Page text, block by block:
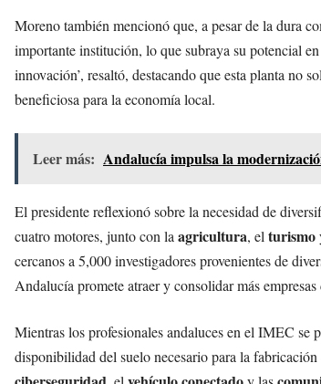
Moreno también mencionó que, a pesar de la dura
importante institución, lo que subraya su potencial
innovación’, resaltó, destacando que esta planta no
beneficiosa para la economía local.
Leer más: Andalucía impulsa la
El presidente reflexionó sobre la necesidad de
cuatro motores, junto con laagricultura, elturismo
cercanos a 5,000 investigadores provenientes de
Andalucía promete atraer y consolidar más
Mientras los profesionales andaluces en el IMEC se
disponibilidad del suelo necesario para la